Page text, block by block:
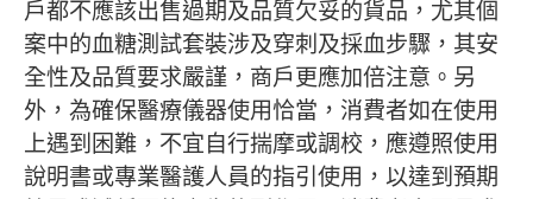
戶都不應該出售過期及品質欠妥的貨品，尤其個
案中的血糖測試套裝涉及穿刺及採血步驟，其安
全性及品質要求嚴謹，商戶更應加倍注意。另
外，為確保醫療儀器使用恰當，消費者如在使用
上遇到困難，不宜自行揣摩或調校，應遵照使用
說明書或專業醫護人員的指引使用，以達到預期